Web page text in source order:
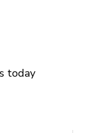
today